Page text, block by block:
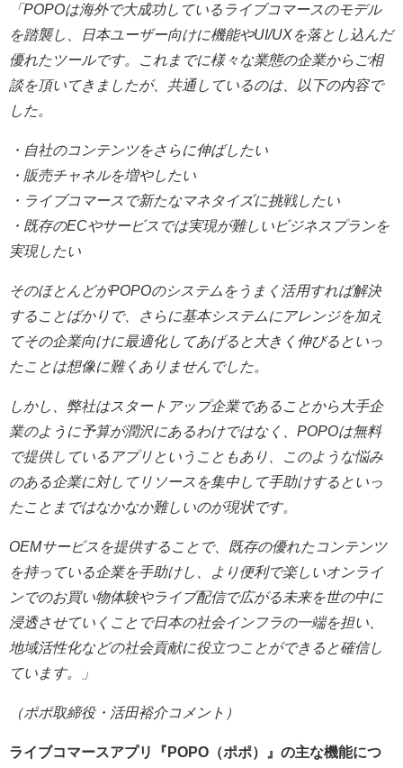
「POPOは海外で大成功しているライブコマースのモデル
を踏襲し、日本ユーザー向けに機能やUI/UXを落とし込んだ
優れたツールです。これまでに様々な業態の企業からご相
談を頂いてきましたが、共通しているのは、以下の内容で
した。
・自社のコンテンツをさらに伸ばしたい
・販売チャネルを増やしたい
・ライブコマースで新たなマネタイズに挑戦したい
・既存のECやサービスでは実現が難しいビジネスプランを
実現したい
そのほとんどがPOPOのシステムをうまく活用すれば解決
することばかりで、さらに基本システムにアレンジを加え
てその企業向けに最適化してあげると大きく伸びるといっ
たことは想像に難くありませんでした。
しかし、弊社はスタートアップ企業であることから大手企
業のように予算が潤沢にあるわけではなく、POPOは無料
で提供しているアプリということもあり、このような悩み
のある企業に対してリソースを集中して手助けするといっ
たことまではなかなか難しいのが現状です。
OEMサービスを提供することで、既存の優れたコンテンツ
を持っている企業を手助けし、より便利で楽しいオンライ
ンでのお買い物体験やライブ配信で広がる未来を世の中に
浸透させていくことで日本の社会インフラの一端を担い、
地域活性化などの社会貢献に役立つことができると確信し
ています。」
（ポポ取締役・活田裕介コメント）
ライブコマースアプリ『POPO（ポポ）』の主な機能につ